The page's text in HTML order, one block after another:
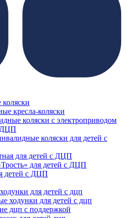
кресла-коляски
коляски с электроприводом
ДЦП
коляски для детей с
для детей с ДЦП
для детей с ДЦП
детей с ДЦП
для детей с дцп
ходунки для детей с дцп
дцп с поддержкой